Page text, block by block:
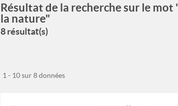
Résultat de la recherche sur le
la nature"
8 résultat(s)
1 - 10 sur 8 données